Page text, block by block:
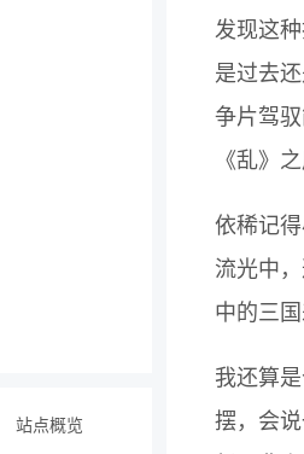
站点概览
发现这
是过去
争片驾
《乱》
依稀记
流光中
中的三
我还算
摆，会